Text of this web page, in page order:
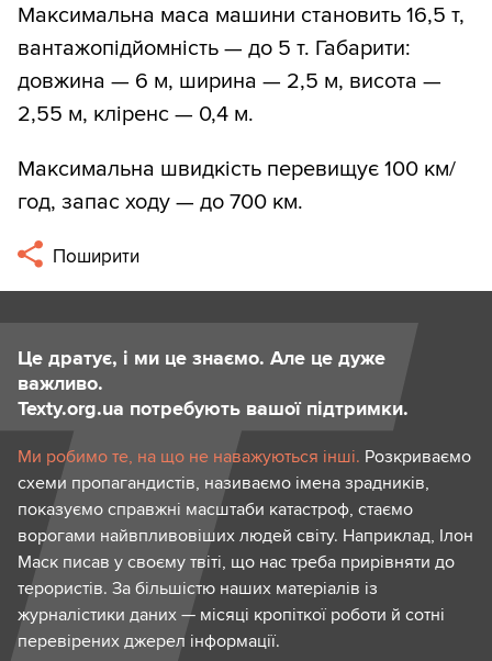
Максимальна маса машини становить 16,5 т,
вантажопідйомність — до 5 т. Габарити:
довжина — 6 м, ширина — 2,5 м, висота —
2,55 м, кліренс — 0,4 м.
Максимальна швидкість перевищує 100 км/
год, запас ходу — до 700 км.
Поширити
Це дратує, і ми це знаємо. Але це дуже
важливо.
Texty.org.ua потребують вашої підтримки.
Ми робимо те, на що не наважуються інші. Розкриваємо
схеми пропагандистів, називаємо імена зрадників,
показуємо справжні масштаби катастроф, стаємо
ворогами найвпливовіших людей світу. Наприклад, Ілон
Маск писав у своєму твіті, що нас треба прирівняти до
терористів. За більшістю наших матеріалів із
журналістики даних — місяці кропіткої роботи й сотні
перевірених джерел інформації.